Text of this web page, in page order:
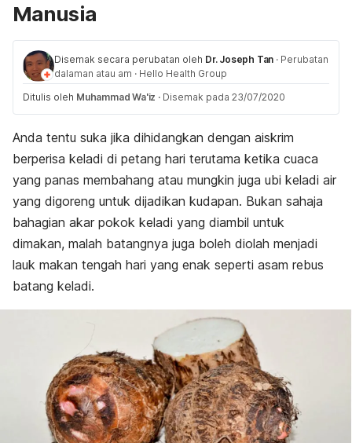
Manusia
Disemak secara perubatan oleh Dr. Joseph Tan · Perubatan
dalaman atau am · Hello Health Group
Ditulis oleh Muhammad Wa'iz · Disemak pada 23/07/2020
Anda tentu suka jika dihidangkan dengan aiskrim
berperisa keladi di petang hari terutama ketika cuaca
yang panas membahang atau mungkin juga ubi keladi air
yang digoreng untuk dijadikan kudapan. Bukan sahaja
bahagian akar pokok keladi yang diambil untuk
dimakan, malah batangnya juga boleh diolah menjadi
lauk makan tengah hari yang enak seperti asam rebus
batang keladi.